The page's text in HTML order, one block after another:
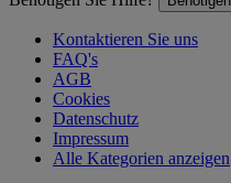
Kontaktieren Sie uns
FAQ's
AGB
Cookies
Datenschutz
Impressum
Alle Kategorien anzeigen